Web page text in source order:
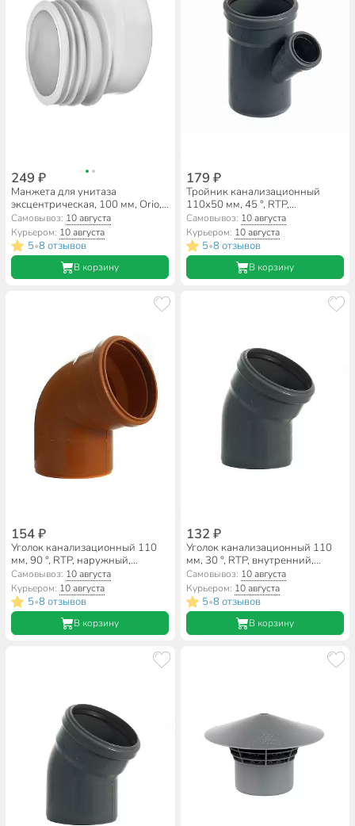
249 ₽
Манжета для унитаза
эксцентрическая, 100 мм, Orio,
С-197
Самовывоз: 10 августа
Курьером: 10 августа
5•8 отзывов
В корзину
179 ₽
Тройник канализационный
110х50 мм, 45 °, RTP,
внутренний, 36573
Самовывоз: 10 августа
Курьером: 10 августа
5•8 отзывов
В корзину
154 ₽
Уголок канализационный 110
мм, 90 °, RTP, наружный,
рыжий, 36653
Самовывоз: 10 августа
Курьером: 10 августа
5•8 отзывов
В корзину
132 ₽
Уголок канализационный 110
мм, 30 °, RTP, внутренний,
36677
Самовывоз: 10 августа
Курьером: 10 августа
5•8 отзывов
В корзину